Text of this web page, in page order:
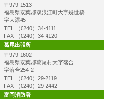
〒979-1513
福島県双葉郡双浪江町大字幾世橋
字大添45
TEL （0240）34-4111
FAX （0240）34-4120
葛尾出張所
〒979-1602
福島県双葉郡葛尾村大字落合
字落合254-2
TEL （0240）29-2119
FAX （0240）29-2442
富岡消防署